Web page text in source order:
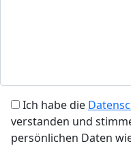
Ich habe die
verstanden und
persönlichen Daten